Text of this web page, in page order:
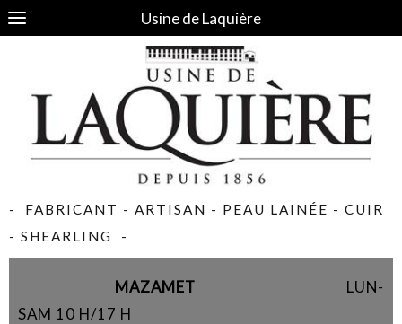
Usine de Laquière
- FABRICANT - ARTISAN - PEAU LAINÉE - CUIR
- SHEARLING -
MAZAMET LUN-
SAM 10 H/17 H